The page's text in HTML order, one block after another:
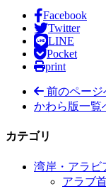
Facebook
Twitter
LINE
Pocket
print
前のページ
かわら版一覧
カテゴリ
湾岸・アラビ
アラブ